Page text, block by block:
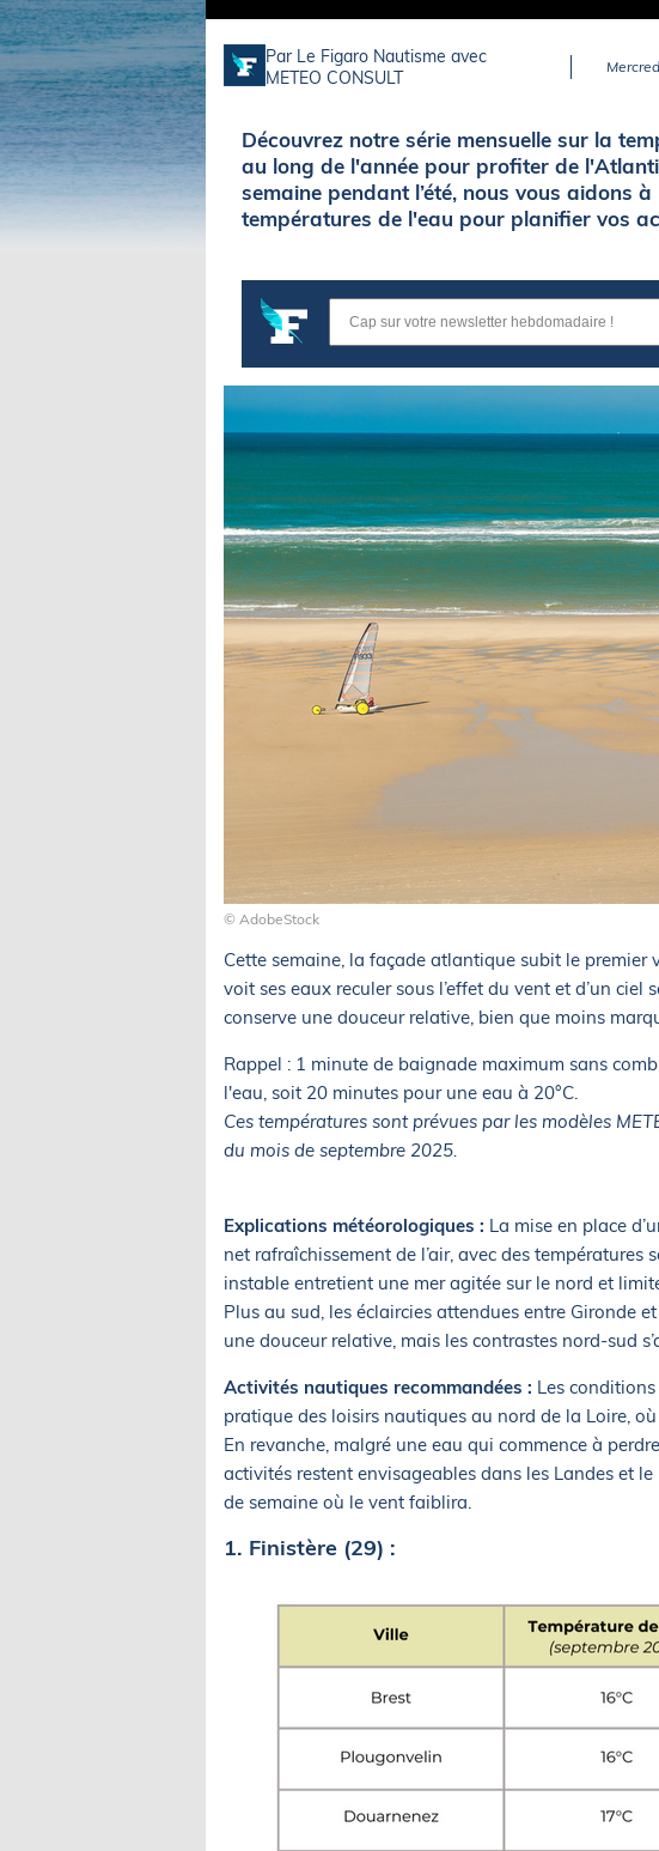
Par Le Figaro Nautisme avec
METEO CONSULT
Découvrez notre série mensuelle sur la
au long de l'année pour profiter de
semaine pendant l’été, nous vous aidons
températures de l'eau pour planifier vos
© AdobeStock
Cette semaine, la façade atlantique subit le premier
voit ses eaux reculer sous l’effet du vent et d’un
conserve une douceur relative, bien que moins
Rappel : 1 minute de baignade maximum sans
l'eau, soit 20 minutes pour une eau à 20°C.
Ces températures sont prévues par les modèles
du mois de septembre 2025.
Explications météorologiques : La mise en place
net rafraîchissement de l’air, avec des températures
instable entretient une mer agitée sur le nord et
Plus au sud, les éclaircies attendues entre Gironde
une douceur relative, mais les contrastes nord-sud
Activités nautiques recommandées : Les
pratique des loisirs nautiques au nord de la Loire,
En revanche, malgré une eau qui commence à
activités restent envisageables dans les Landes et
de semaine où le vent faiblira.
1. Finistère (29) :